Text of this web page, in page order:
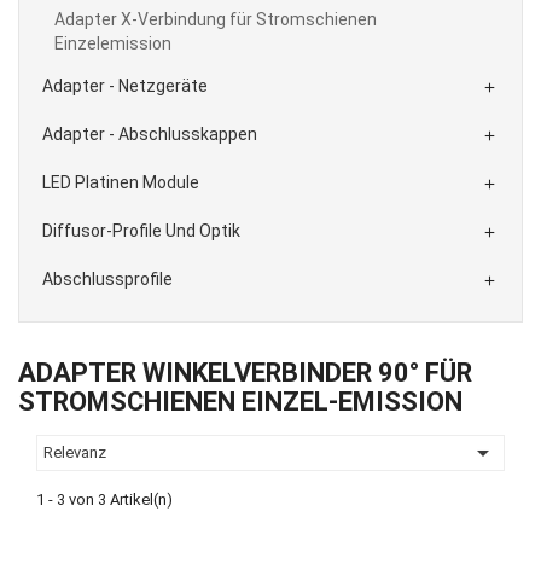
Adapter X-Verbindung für Stromschienen
Einzelemission
Adapter - Netzgeräte 
Adapter - Abschlusskappen 
LED Platinen Module 
Diffusor-Profile Und Optik 
Abschlussprofile 
ADAPTER WINKELVERBINDER 90° FÜR
STROMSCHIENEN EINZEL-EMISSION
Relevanz 
1 - 3 von 3 Artikel(n)